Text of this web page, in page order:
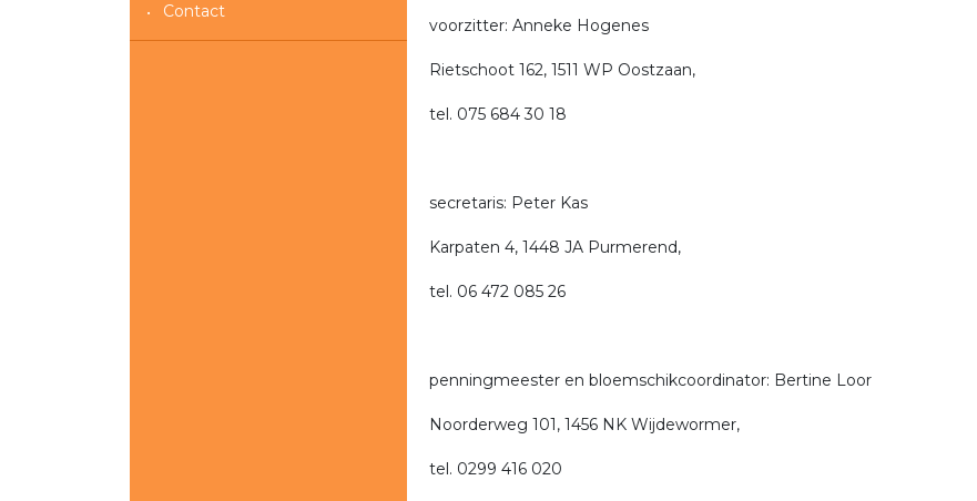
Contact
voorzitter: Anneke Hogenes
Rietschoot 162, 1511 WP Oostzaan,
tel. 075 684 30 18
secretaris: Peter Kas
Karpaten 4, 1448 JA Purmerend,
tel. 06 472 085 26
penningmeester en bloemschikcoordinator: Bertine Loor
Noorderweg 101, 1456 NK Wijdewormer,
tel. 0299 416 020